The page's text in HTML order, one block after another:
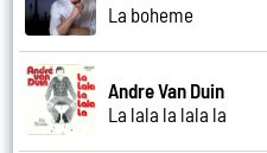
La boheme
Andre Van Duin
La lala la lala la